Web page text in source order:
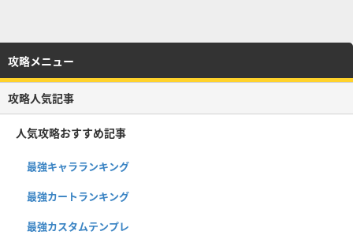
攻略メニュー
攻略人気記事
人気攻略おすすめ記事
最強キャラランキング
最強カートランキング
最強カスタムテンプレ